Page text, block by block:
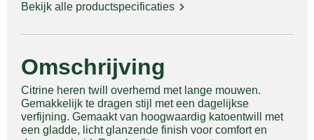
Bekijk alle productspecificaties
Omschrijving
Citrine heren twill overhemd met lange mouwen.
Gemakkelijk te dragen stijl met een dagelijkse
verfijning. Gemaakt van hoogwaardig katoentwill met
een gladde, licht glanzende finish voor comfort en